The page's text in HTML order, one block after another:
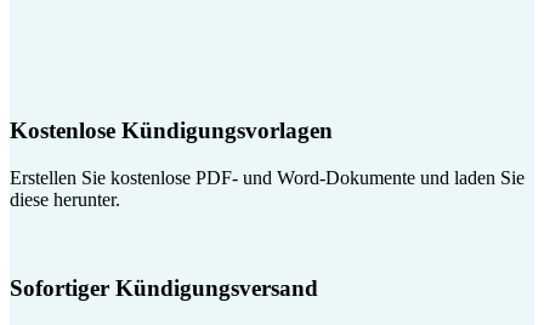
Kostenlose Kündigungsvorlagen
Erstellen Sie kostenlose PDF- und Word-Dokumente und laden Sie
diese herunter.
Sofortiger Kündigungsversand